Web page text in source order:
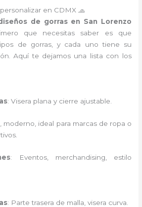
en CDMX 🧢
de gorras en San Lorenzo
que necesitas saber es que
de gorras, y cada uno tiene su
Aquí te dejamos una lista con los
: Visera plana y cierre ajustable.
moderno, ideal para marcas de ropa o
: Eventos, merchandising, estilo
: Parte trasera de malla, visera curva.